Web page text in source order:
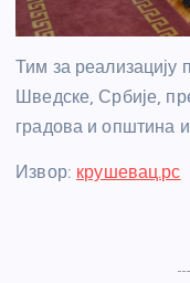
Тим за реализацију
Шведске, Србије,
градова и општина
Извор: крушевац.рс